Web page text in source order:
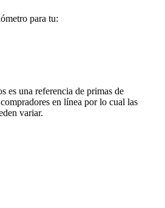
para tu:
es una referencia de primas de
en línea por lo cual las
variar.